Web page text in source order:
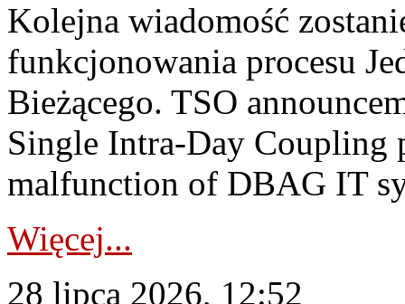
Kolejna wiadomość
funkcjonowania procesu
Bieżącego. TSO
Single Intra-Day Coupling
malfunction of DBAG IT
Więcej...
28 lipca 2026, 12:52